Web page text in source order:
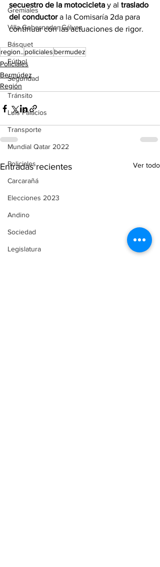
Gremiales
Villa Gobernador Gálvez
Básquet
Fútbol
Seguridad
Tránsito
Luis Palacios
Transporte
Mundial Qatar 2022
Policiales
Carcarañá
Elecciones 2023
Andino
Sociedad
Legislatura
secuestro de la motocicleta y al traslado
del conductor a la Comisaría 2da para
continuar con las actuaciones de rigor.
region..policiales bermudez
Policiales
Bermúdez
Región
Entradas recientes Ver todo